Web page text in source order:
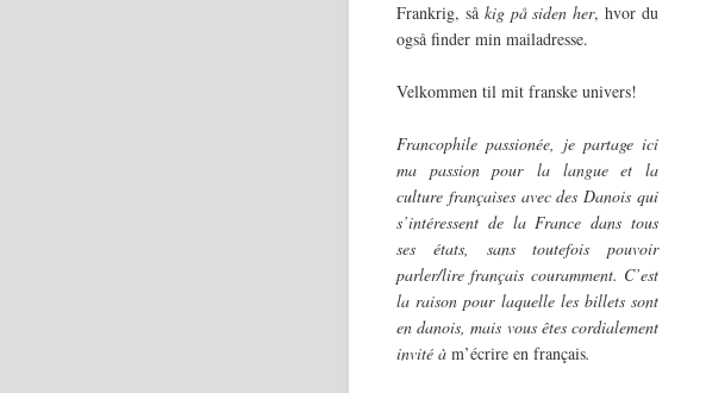
Frankrig, så kig på siden her, hvor du
også finder min mailadresse.
Velkommen til mit franske univers!
Francophile passionée, je partage ici
ma passion pour la langue et la
culture françaises avec des Danois qui
s’intéressent de la France dans tous
ses états, sans toutefois pouvoir
parler/lire français couramment. C’est
la raison pour laquelle les billets sont
en danois, mais vous êtes cordialement
invité à m’écrire en français.